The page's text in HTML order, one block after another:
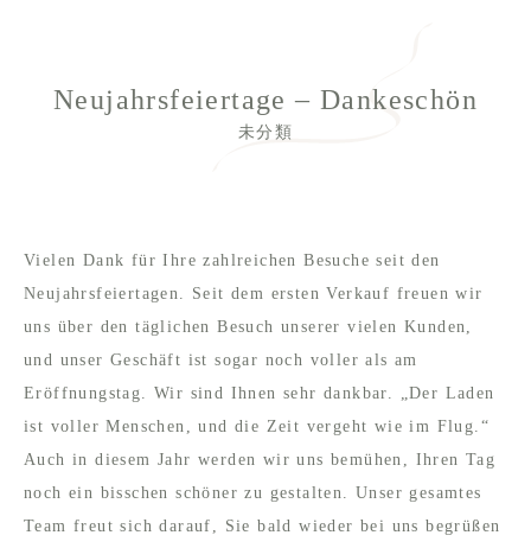
Neujahrsfeiertage – Dankeschön
未分類
Vielen Dank für Ihre zahlreichen Besuche seit den
Neujahrsfeiertagen. Seit dem ersten Verkauf freuen wir
uns über den täglichen Besuch unserer vielen Kunden,
und unser Geschäft ist sogar noch voller als am
Eröffnungstag. Wir sind Ihnen sehr dankbar. „Der Laden
ist voller Menschen, und die Zeit vergeht wie im Flug.“
Auch in diesem Jahr werden wir uns bemühen, Ihren Tag
noch ein bisschen schöner zu gestalten. Unser gesamtes
Team freut sich darauf, Sie bald wieder bei uns begrüßen